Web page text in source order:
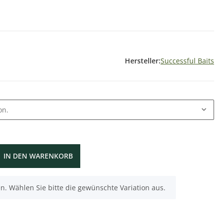
Hersteller:Successful Baits
IN DEN WARENKORB
Wählen Sie bitte die gewünschte Variation aus.